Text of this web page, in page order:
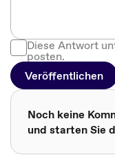
Diese Antwort
posten.
Veröffentlichen
Noch keine
und starten Sie